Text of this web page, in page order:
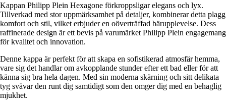
Kappan Philipp Plein Hexagone förkroppsligar elegans och lyx.
Tillverkad med stor uppmärksamhet på detaljer, kombinerar detta plagg
komfort och stil, vilket erbjuder en oöverträffad bärupplevelse. Dess
raffinerade design är ett bevis på varumärket Philipp Plein engagemang
för kvalitet och innovation.
Denne kappa är perfekt för att skapa en sofistikerad atmosfär hemma,
vare sig det handlar om avkopplande stunder efter ett bad eller för att
känna sig bra hela dagen. Med sin moderna skärning och sitt delikata
tyg svävar den runt dig samtidigt som den omger dig med en behaglig
mjukhet.